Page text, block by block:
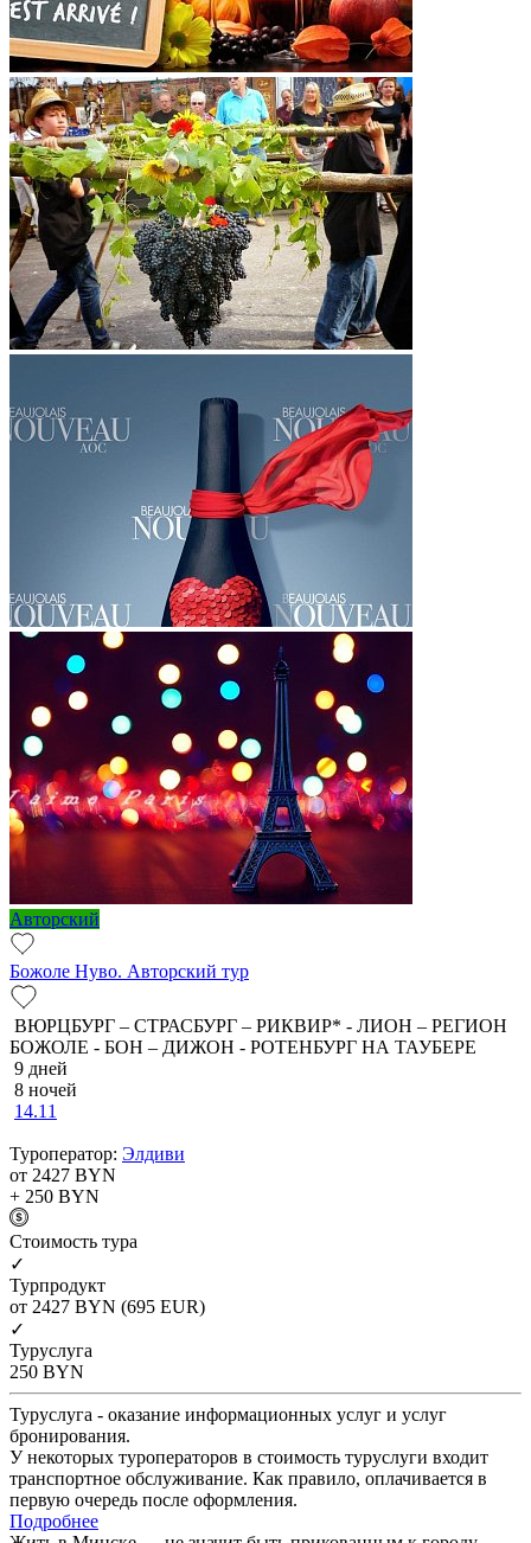
Авторский
Божоле Нуво. Авторский тур
ВЮРЦБУРГ – СТРАСБУРГ – РИКВИР* - ЛИОН – РЕГИОН
БОЖОЛЕ - БОН – ДИЖОН - РОТЕНБУРГ НА ТАУБЕРЕ
9 дней
8 ночей
14.11
Туроператор: Элдиви
от 2427 BYN
+ 250 BYN
Cтоимость тура
✓
Турпродукт
от 2427 BYN (695 EUR)
✓
Туруслуга
250 BYN
Туруслуга - оказание информационных услуг и услуг
бронирования.
У некоторых туроператоров в стоимость туруслуги входит
транспортное обслуживание. Как правило, оплачивается в
первую очередь после оформления.
Подробнее